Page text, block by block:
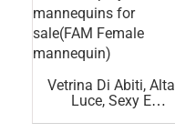
Vetrina Di Abiti, Alta
Luce, Sexy E